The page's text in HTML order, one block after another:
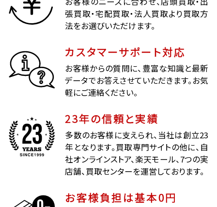
張買取・宅配買取・法人買取より買取方
法をお選びいただけます。
カスタマーサポート対応
お客様からの質問に、豊富な知識と最新
データでお答えさせていただきます。お気
軽にご連絡ください。
23年の信頼と実績
多数のお客様に支えられ、当社は創立23
年となります。買取専門サイトの他に、自
社オンラインストア、楽天モール、7つの実
店舗、買取センターを運営しております。
お客様負担は基本0円